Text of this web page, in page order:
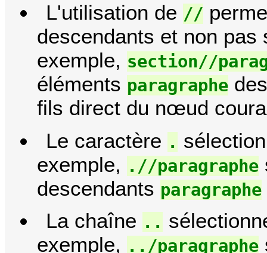
L'utilisation de //
descendants et non
exemple, section//
éléments paragraphe
fils direct du nœud
Le caractère .
exemple, .//paragraphe
descendants paragraphe
La chaîne ..
exemple, ../paragraphe